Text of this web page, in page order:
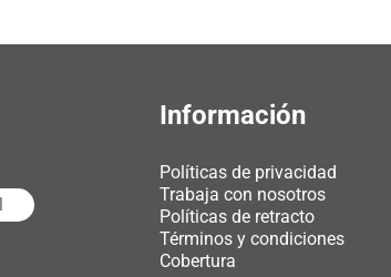
Información
Políticas de privacidad
Trabaja con nosotros
Políticas de retracto
Términos y condiciones
Cobertura